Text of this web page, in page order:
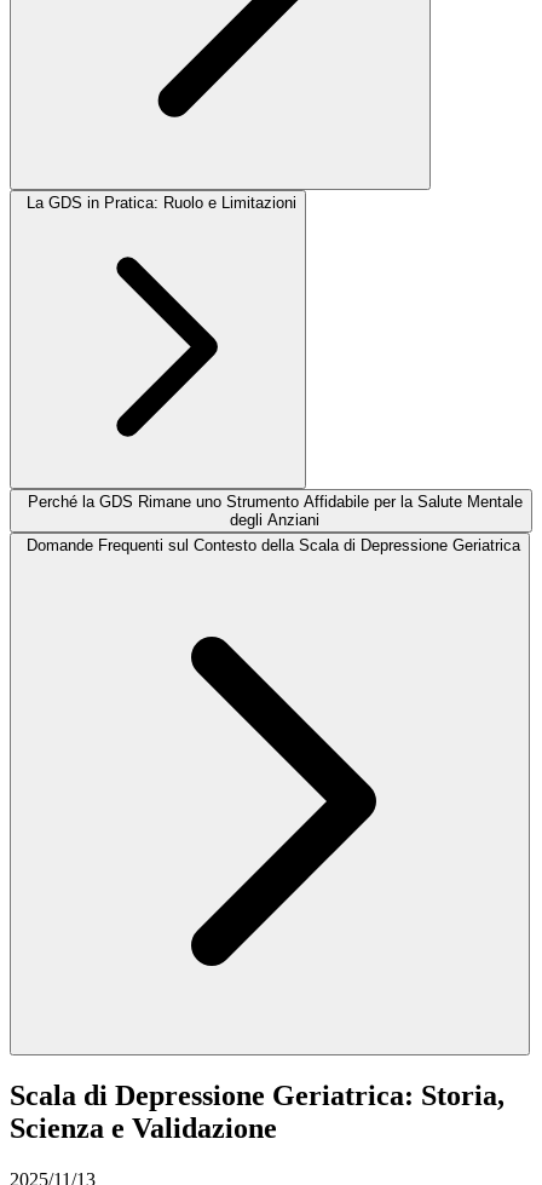
La GDS in Pratica: Ruolo e Limitazioni
Perché la GDS Rimane uno Strumento Affidabile per la Salute Mentale
degli Anziani
Domande Frequenti sul Contesto della Scala di Depressione Geriatrica
Scala di Depressione Geriatrica: Storia,
Scienza e Validazione
2025/11/13